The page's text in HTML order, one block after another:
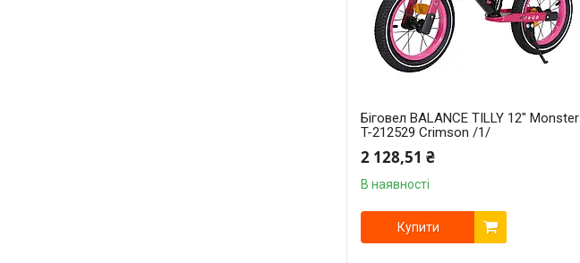
Біговел BALANCE TILLY 12" Monster
T-212529 Crimson /1/
2 128,51 ₴
В наявності
Купити